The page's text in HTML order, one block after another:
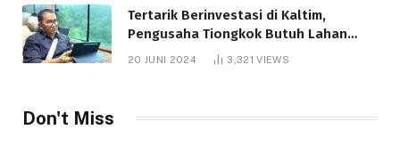
Tertarik Berinvestasi di Kaltim,
Pengusaha Tiongkok Butuh Lahan
1.000 Hektare
20 JUNI 2024 3,321VIEWS
Don't Miss